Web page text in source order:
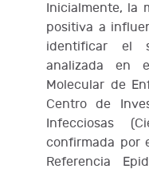
Inicialmente, la
positiva a
identificar el
analizada en
Molecular de
Centro de
Infecciosas
confirmada por
Referencia